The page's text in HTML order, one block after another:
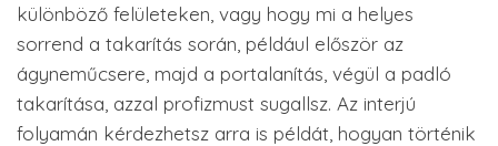
különböző felületeken, vagy hogy mi a helyes
sorrend a takarítás során, például először az
ágyneműcsere, majd a portalanítás, végül a padló
takarítása, azzal profizmust sugallsz. Az interjú
folyamán kérdezhetsz arra is példát, hogyan történik